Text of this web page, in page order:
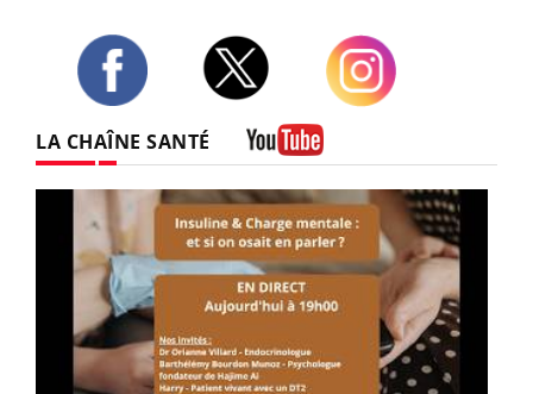
LA CHAÎNE SANTÉ